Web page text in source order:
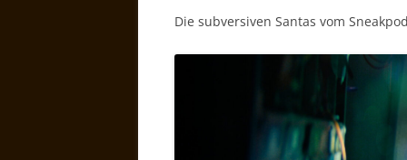
Die subversiven Santas vom